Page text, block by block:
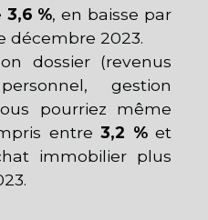
3,6 %, en baisse par
décembre 2023.
dossier (revenus
gestion
pourriez même
entre3,2 %et
immobilier plus